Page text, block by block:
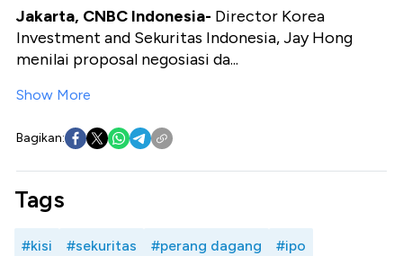
Jakarta, CNBC Indonesia- Director Korea
Investment and Sekuritas Indonesia, Jay Hong
menilai proposal negosiasi da...
Show More
Bagikan:
Tags
#kisi #sekuritas #perang dagang #ipo